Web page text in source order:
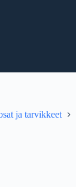
ja tarvikkeet